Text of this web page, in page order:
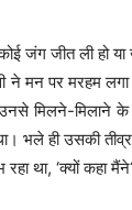
जीत ली हो या खुद
मन पर मरहम
मिलने-मिलाने
भले ही उसकी
था, ‘क्यों कहा